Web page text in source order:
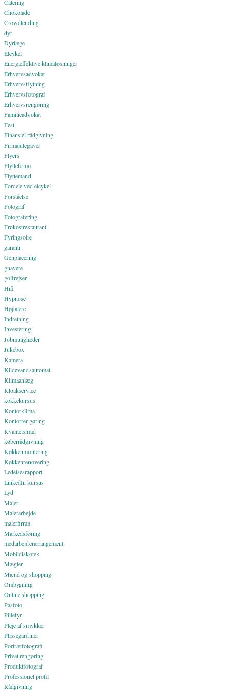
Catering
Chokolade
Crowdlending
dyr
Dyrlæge
Elcykel
Energieffektive klimaløsninger
Erhvervsadvokat
Erhvervsflytning
Erhvervsfotograf
Erhvervsrengøring
Familieadvokat
Fest
Finansiel rådgivning
Firmajulegaver
Flyers
Flyttefirma
Flyttemand
Fordele ved elcykel
Forståelse
Fotograf
Fotografering
Frokostrestaurant
Fyringsolie
garanti
Genplacering
gnavere
golfrejser
Hifi
Hypnose
Højtalere
Indretning
Investering
Jobmuligheder
Jukebox
Kamera
Kildevandsautomat
Klimaanlæg
Kloakservice
kokkekursus
Kontorklima
Kontorrengøring
Kvalitetsmad
køberrådgivning
Køkkenmontering
Køkkenrenovering
Ledelsesrapport
LinkedIn kursus
Lyd
Maler
Malerarbejde
malerfirma
Markedsføring
medarbejderarrangement
Mobildiskotek
Mægler
Mænd og shopping
Ombygning
Online shopping
Pasfoto
Pillefyr
Pleje af smykker
Plissegardiner
Portrætfotografi
Privat rengøring
Produktfotograf
Professionel profil
Rådgivning